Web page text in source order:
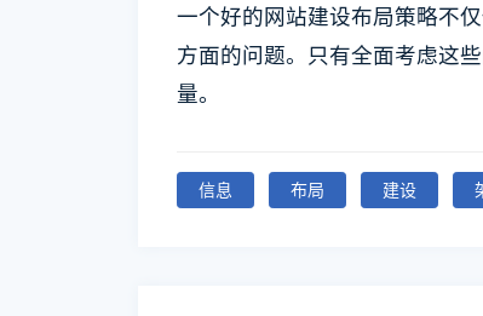
一个好的网站建设布局策略不
方面的问题。只有全面考虑这
量。
信息 布局 建设